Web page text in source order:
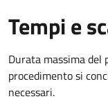
Tempi e
Durata massima
procedimento si
necessari.